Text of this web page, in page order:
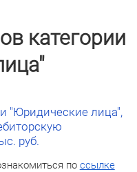
категории
"Юридические лица",
руб.
по ссылке